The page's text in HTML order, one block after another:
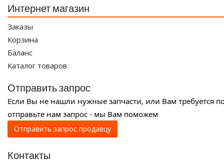
Интернет магазин
Заказы
Корзина
Баланс
Каталог товаров
Отправить запрос
Если Вы не нашли нужные запчасти, или Вам требуется
отправьте нам запрос - мы Вам поможем
Отправить запрос продавцу
Контакты